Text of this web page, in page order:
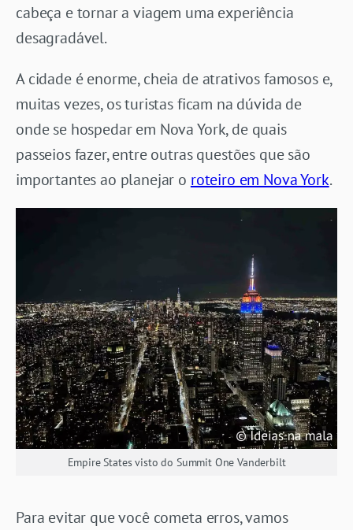
cabeça e tornar a viagem uma experiência
desagradável.
A cidade é enorme, cheia de atrativos famosos e,
muitas vezes, os turistas ficam na dúvida de
onde se hospedar em Nova York, de quais
passeios fazer, entre outras questões que são
importantes ao planejar o roteiro em Nova York.
Empire States visto do Summit One Vanderbilt
Para evitar que você cometa erros, vamos